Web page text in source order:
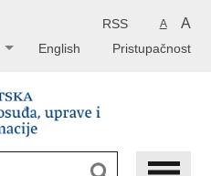
A A
RSS
Pristupačnost
English